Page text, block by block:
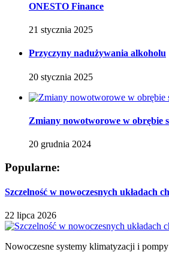
ONESTO Finance
21 stycznia 2025
Przyczyny nadużywania alkoholu
20 stycznia 2025
Zmiany nowotworowe w obrębie
20 grudnia 2024
Popularne:
Szczelność w nowoczesnych układach
22 lipca 2026
Nowoczesne systemy klimatyzacji i